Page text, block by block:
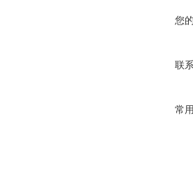
您
联
常